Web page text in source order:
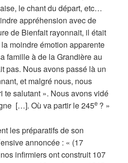
le chant du départ, etc…
appréhension avec de
de Bienfait rayonnait, il était
moindre émotion apparente
famille à de la Grandière au
pas. Nous avons passé là un
et malgré nous, nous
te salutant ». Nous avons vidé
[…]. Où va partir le 245e ? »
les préparatifs de son
annoncée : « (17
infirmiers ont construit 107